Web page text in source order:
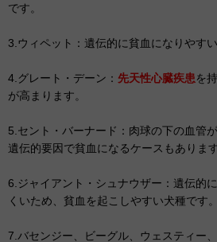
です。
3.ウィペット：遺伝的に貧血になりやすい
4.グレート・デーン： 先天性心臓疾患を
が高まります。
5.セント・バーナード：肉球の下の血管
遺伝的要因で貧血になるケースもあります
6.ジャイアント・シュナウザー：遺伝的に
くいため、貧血を起こしやすい犬種です。
7.バセンジー、ビーグル、ウェスティー